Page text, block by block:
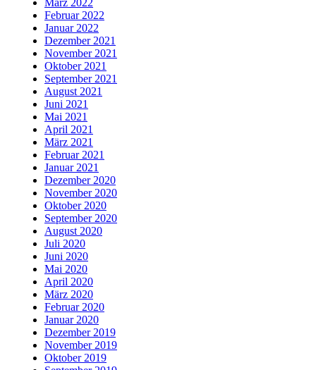
März 2022
Februar 2022
Januar 2022
Dezember 2021
November 2021
Oktober 2021
September 2021
August 2021
Juni 2021
Mai 2021
April 2021
März 2021
Februar 2021
Januar 2021
Dezember 2020
November 2020
Oktober 2020
September 2020
August 2020
Juli 2020
Juni 2020
Mai 2020
April 2020
März 2020
Februar 2020
Januar 2020
Dezember 2019
November 2019
Oktober 2019